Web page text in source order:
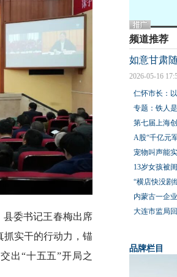
县委书记王春梅出席
抓实干的行动力，锚
出“十五五”开局之
频道推荐
如意甘肃
2026-05-16
仁怀市长：
专题：铁人
第七届上海
A股“千亿元
宠物叫声能
13岁女孩被
“横店快没剧
内蒙古一企
大连市监局
品牌栏目